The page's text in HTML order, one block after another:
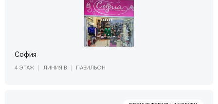
София
4 ЭТАЖ ЛИНИЯ В ПАВИЛЬОН